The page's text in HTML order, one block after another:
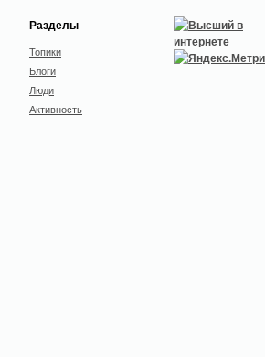
Разделы
Топики
Блоги
Люди
Активность